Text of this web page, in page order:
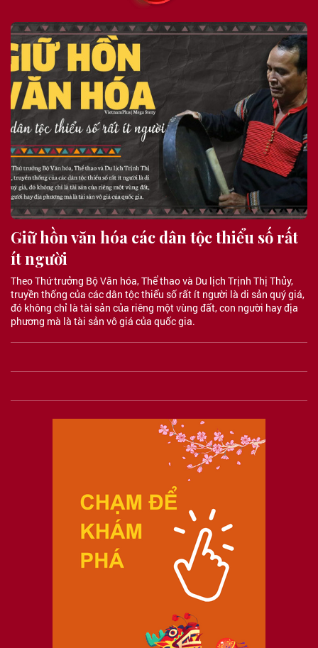
Giữ hồn văn hóa các dân tộc thiểu số rất
ít người
Theo Thứ trưởng Bộ Văn hóa, Thể thao và Du lịch Trịnh Thị Thủy,
truyền thống của các dân tộc thiểu số rất ít người là di sản quý giá,
đó không chỉ là tài sản của riêng một vùng đất, con người hay địa
phương mà là tài sản vô giá của quốc gia.